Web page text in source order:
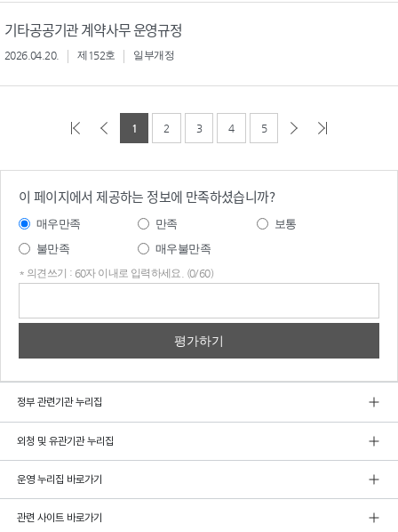
기타공공기관 계약사무 운영규정
2026.04.20. 제152호 일부개정
1 2 3 4 5
이 페이지에서 제공하는 정보에 만족하셨습니까?
매우만족 만족
보통
불만족
매우불만족
* 의견쓰기 : 60자 이내로 입력하세요. (0/60)
정부 관련기관 누리집
외청 및 유관기관 누리집
운영 누리집 바로가기
관련 사이트 바로가기